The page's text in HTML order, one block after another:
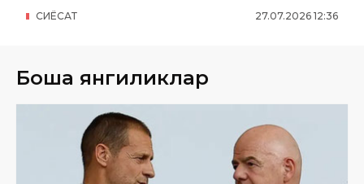
27.07.2026 12:36
СИËСАТ
Бошқа янгиликлар